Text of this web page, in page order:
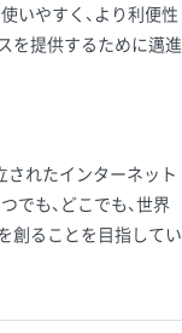
いやすく、より利便性
を提供するために邁進
れたインターネット
でも、どこでも、世界
創ることを目指してい